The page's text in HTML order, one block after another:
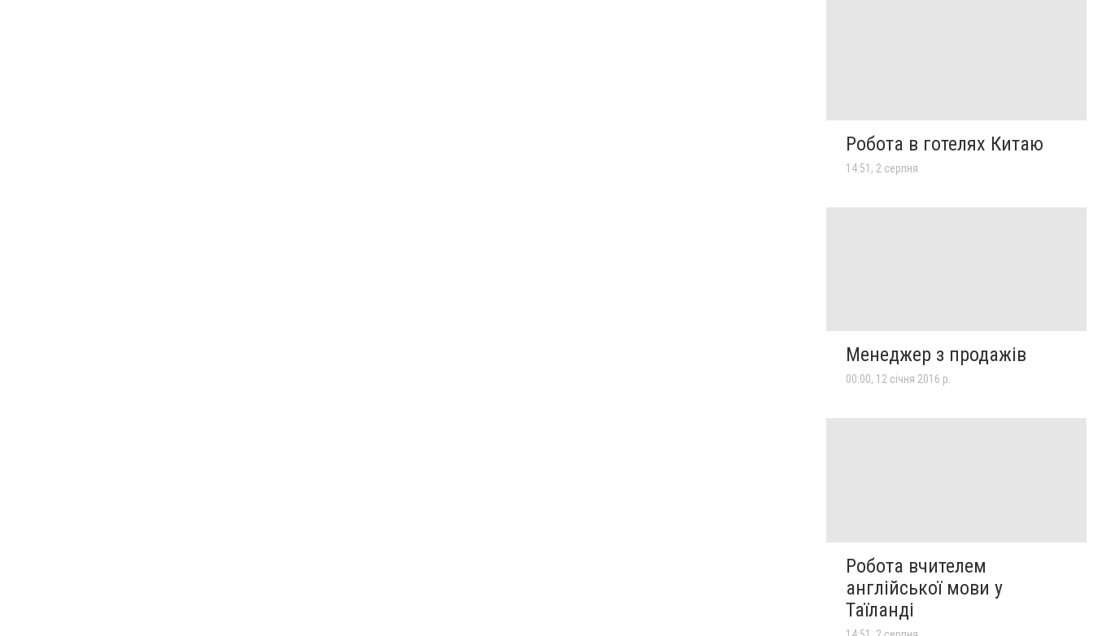
Робота в готелях Китаю
14:51, 2 серпня
Менеджер з продажів
00:00, 12 січня 2016 р.
Робота вчителем
англійської мови у
Таїланді